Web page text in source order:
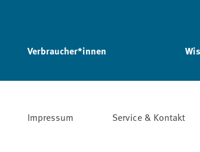
Verbraucher*innen
Impressum Service & Kontakt